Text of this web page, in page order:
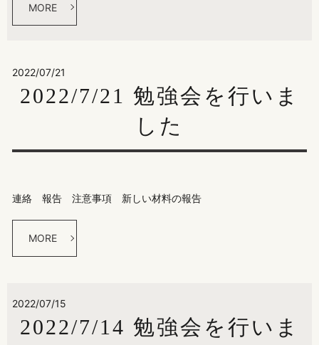
MORE
2022/07/21
2022/7/21 勉強会を行いま
した
連絡 報告 注意事項 新しい材料の報告
MORE
2022/07/15
2022/7/14 勉強会を行いま